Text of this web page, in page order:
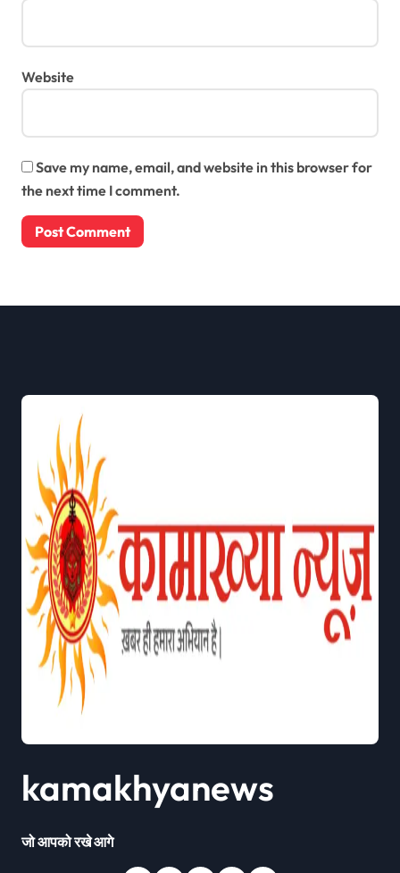
Website
Save my name, email, and website in this browser for
the next time I comment.
kamakhyanews
जो आपको रखे आगे